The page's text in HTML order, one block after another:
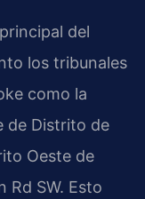
del
los tribunales
como la
de Distrito de
Oeste de
Rd SW. Esto